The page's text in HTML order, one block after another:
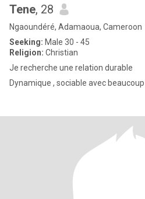
Tene, 28
Ngaoundéré, Adamaoua, Cameroon
Seeking: Male 30 - 45
Religion: Christian
Je recherche une relation durable
Dynamique , sociable avec